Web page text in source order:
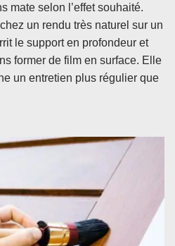
mate selon l’effet souhaité.
un rendu très naturel sur un
le support en profondeur et
former de film en surface. Elle
un entretien plus régulier que